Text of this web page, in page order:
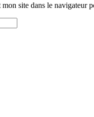
site dans le navigateur